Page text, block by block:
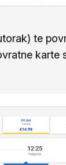
te
karte